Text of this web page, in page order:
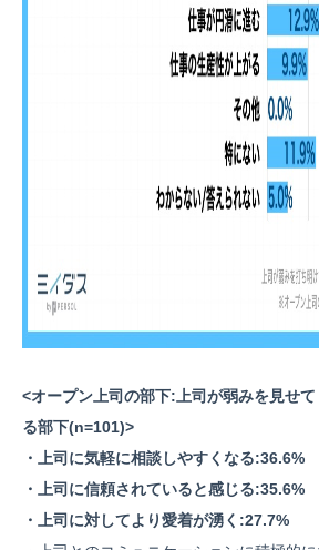
<オープン上司の部下:上司が弱みを見せ
る部下(n=101)>
・上司に気軽に相談しやすくなる:36.6%
・上司に信頼されていると感じる:35.6%
・上司に対してより愛着が湧く:27.7%